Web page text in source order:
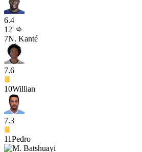
6.4
12'
7N. Kanté
7.6
10Willian
7.3
11Pedro